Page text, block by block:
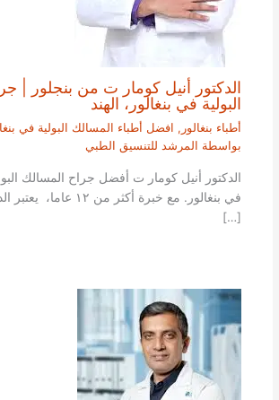
الدكتور أنيل كومار ت من بنجلور |
البولية في بنغالور، الهند
أطباء بنغالور , افضل أطباء المسالك البولية في بنغالور
بواسطة المرشد للتنسيق الطبي
الدكتور أنيل كومار ت أفضل جراح المسالك
في بنغالور. مع خبرة أكثر من
[…]